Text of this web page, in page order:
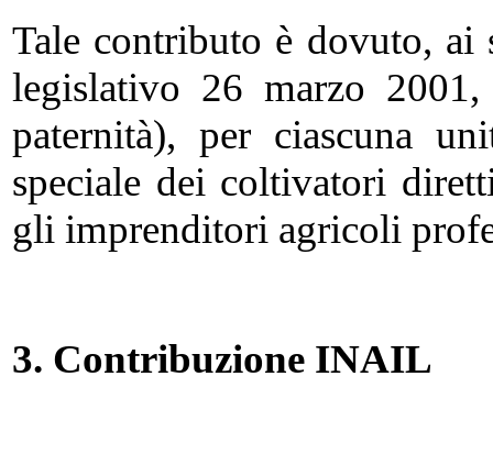
Tale contributo è dovuto, ai
legislativo 26 marzo
paternità), per ciascuna
speciale dei coltivatori
gli imprenditori agricoli
3. Contribuzione INAIL